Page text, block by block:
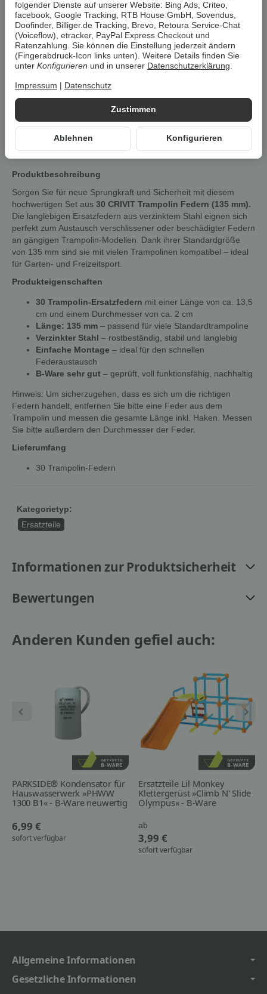
Beschreibung
Um dieUmwelt zu schonen, vermeiden wir aufwendige
Bestellung im Originalkarton des Herstellers
Ersatzteil Federn von CRIVIT
Trampolin 4056233809299, 30
Stück
Produktbeschreibung
Sorgen Sie für neue Sprungkraft und Sicherheit mit diesem
hochwertigen Set aus 30 CRIVIT Trampolin Federn (135 mm).
Die langlebigen Ersatzfedern aus verzinktem Stahl eignen sich
perfekt zum Austausch verschlissener oder beschädigter Federn
an gängigen Trampolin-Modellen. Dank ihrer Standardgröße
von 135 mm sind sie mit vielen Trampolinen kompatibel – ideal
für Garten- und Freizeitsport.
Produkteigenschaften
30 Trampolin-Ersatzfedern mit einer Länge von ca. 13,5
cm und einem Durchmesser von ca. 2 cm
Länge: 135 mm – passend für viele Standardtrampoline
Verzinkter Stahl – rostbeständig, stabil und langlebig
Einfache Montage – ideal für den schnellen
Federaustausch
B-Ware sehr gut – geprüft, voll funktionsfähig, nachhaltig
Hinweis: Um sicherzugehen, dass es sich um die richtigen
Federn handelt, entfernen Sie bitte eine Feder aus dem
Trampolin und messen die gesamte Länge inkl. Haken. Messen
Sie bitte außerdem den Durchmesser der Feder.
Lieferumfang
30 Trampolin-Federn
Kategorietyp:
Ersatzteile
Informationen zur Produktsicherheit
Bewertungen
Anderen Kunden gefiel auch:
PARKSIDE® Kondensator für
Hauswasserwerk »PHWW
1300 B1« - B-Ware neuwertig
6,99 €
sofort verfügbar
Ersatzteile Lil Monkey
Klettergerüst »Climb N' Slide
Olympus« - B-Ware
ab
3,99 €
sofort verfügbar
Allgemeine Informationen
Gesetzliche Informationen
Zustimmen
Ablehnen Konfigurieren
folgender Dienste auf unserer Website: Bing Ads, Criteo,
facebook, Google Tracking, RTB House GmbH, Sovendus,
Doofinder, Billiger.de Tracking, Brevo, Retoura Service-Chat
(Voiceflow), etracker, PayPal Express Checkout und
Ratenzahlung. Sie können die Einstellung jederzeit ändern
(Fingerabdruck-Icon links unten). Weitere Details finden Sie
unter Konfigurieren und in unserer Datenschutzerklärung
Impressum Datenschutz